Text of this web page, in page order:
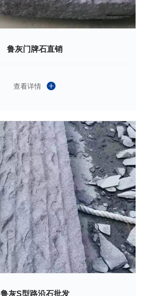
鲁灰门牌石直销
查看详情
鲁灰S型路沿石批发